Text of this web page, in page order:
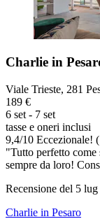
Charlie in
Viale Trieste, 281
189 €
6 set - 7 set
tasse e oneri inclusi
9,4/10 Eccezionale!
"Tutto perfetto come
sempre da loro!
Recensione del 5
Charlie in Pesaro